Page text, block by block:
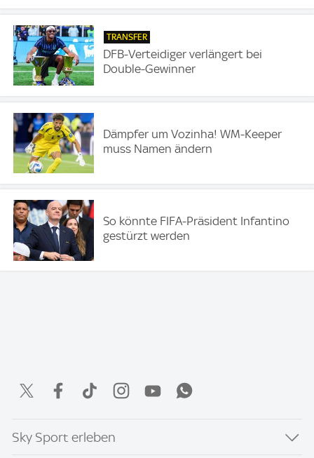
TRANSFER
DFB-Verteidiger verlängert bei
Double-Gewinner
Dämpfer um Vozinha! WM-Keeper
muss Namen ändern
So könnte FIFA-Präsident Infantino
gestürzt werden
Sky Sport erleben